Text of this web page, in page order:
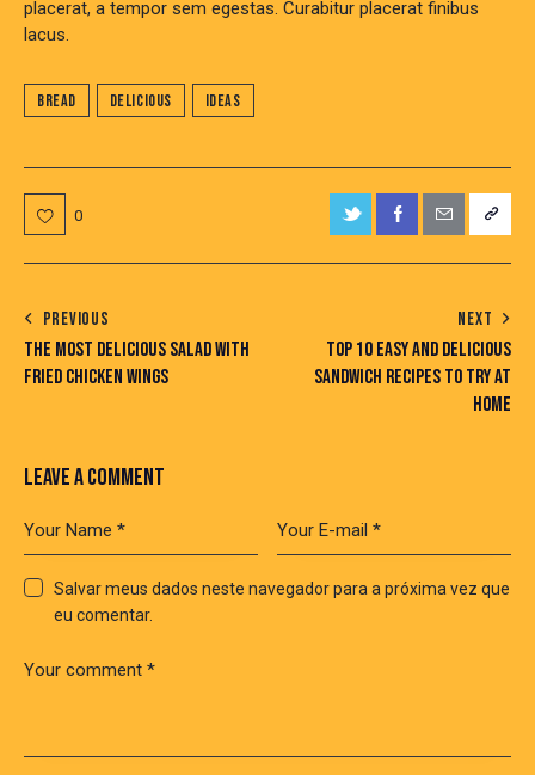
placerat, a tempor sem egestas. Curabitur placerat finibus
lacus.
Bread Delicious Ideas
0
PREVIOUS
THE MOST DELICIOUS SALAD WITH
FRIED CHICKEN WINGS
NEXT
TOP 10 EASY AND DELICIOUS
SANDWICH RECIPES TO TRY AT
HOME
LEAVE A COMMENT
Salvar meus dados neste navegador para a próxima vez que
eu comentar.